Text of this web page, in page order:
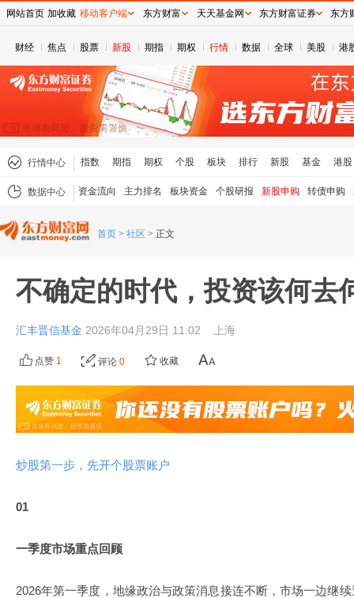
财经 焦点 股票 新股 期指 期权 行情 数据 全球 美股 港
行情中心 指数 期指 期权 个股 板块 排行 新股 基金 港股
数据中心 资金流向 主力排名 板块资金 个股研报 新股申购 转债申购
首页 > 社区 > 正文
不确定的时代，投资该何去
汇丰晋信基金 2026年04月29日 11:02 上海
点赞 1 评论 0 收藏
炒股第一步，先开个股票账户
01
一季度市场重点回顾
2026年第一季度，地缘政治与政策消息接连不断，市场一边继
网站首页 加收藏 移动客户端 东方财富 天天基金网 东方财富证券 东方